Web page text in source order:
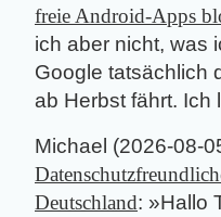
freie Android-Apps
ich aber nicht, was
Google tatsächlich
ab Herbst fährt.
Michael (2026-08-
Deutschland: »Hallo